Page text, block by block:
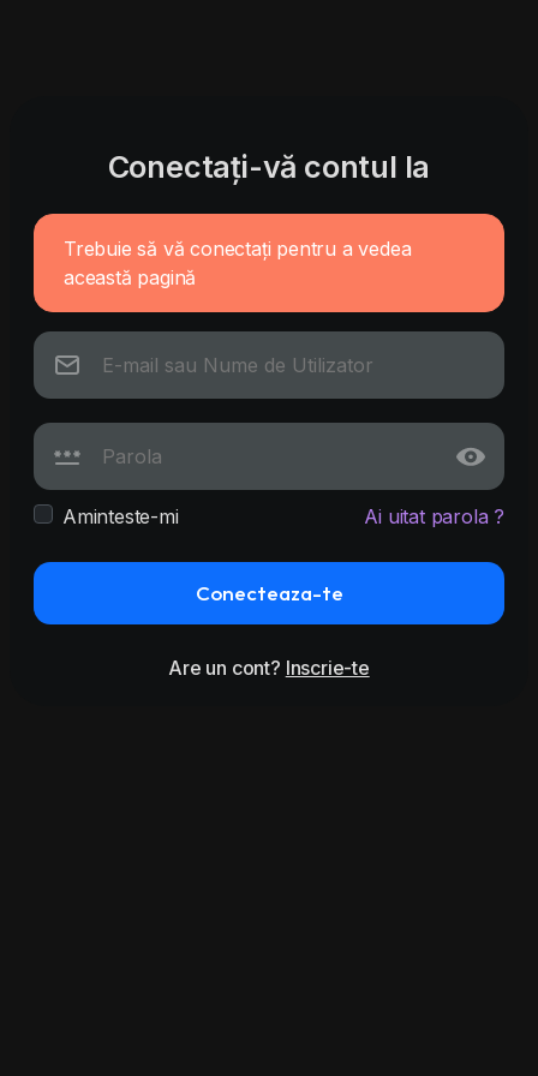
Conectați-vă contul la
Trebuie să vă conectați pentru a vedea
această pagină
Aminteste-mi Ai uitat parola ?
Conecteaza-te
Are un cont? Inscrie-te